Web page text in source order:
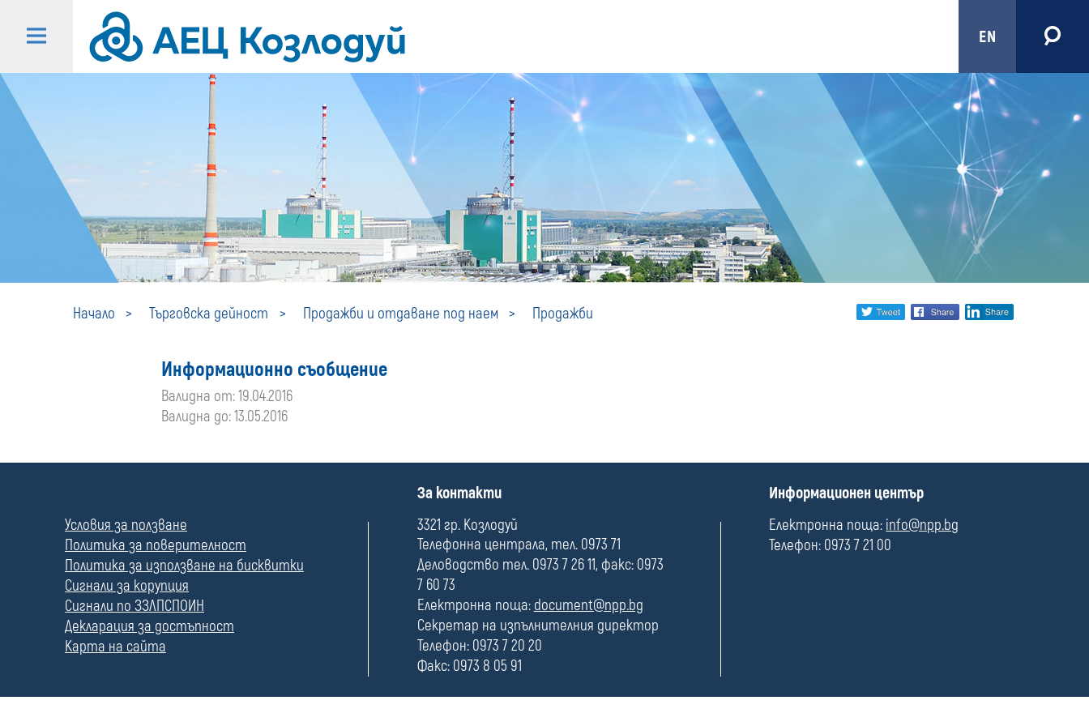
EN
Начало Търговска дейност Продажби и отдаване под наем Продажби
Продажби
Share
twitter facebook
Информационно съобщение
Валидна от: 19.04.2016
Валидна до: 13.05.2016
л
е
Условия за ползване
Политика за поверителност
Политика за използване на бисквитки
Сигнали за корупция
Сигнали по ЗЗЛПСПОИН
Декларация за достъпност
Карта на сайта
П
л
е
За контакти
3321 гр. Козлодуй
Телефонна централа, тел. 0973 71
Деловодство тел. 0973 7 26 11, факс: 0973
7 60 73
Електронна поща: document@npp.bg
Секретар на изпълнителния директор
Телефон: 0973 7 20 20
Факс: 0973 8 05 91
П
л
е
Информационен център
Електронна поща: info@npp.bg
Телефон: 0973 7 21 00